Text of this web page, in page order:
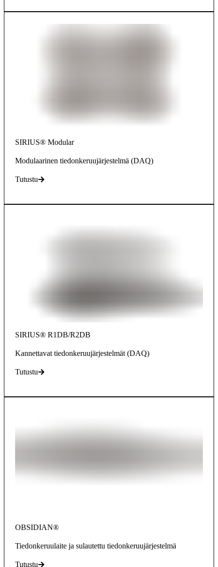
SIRIUS® Modular
Modulaarinen tiedonkeruujärjestelmä (DAQ)
Tutustu
SIRIUS® R1DB/R2DB
Kannettavat tiedonkeruujärjestelmät (DAQ)
Tutustu
OBSIDIAN®
Tiedonkeruulaite ja sulautettu tiedonkeruujärjestelmä
Tutustu